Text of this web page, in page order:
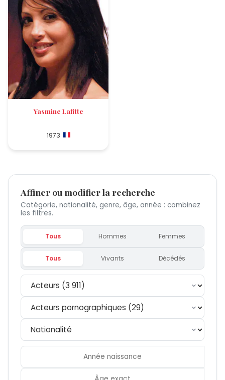
Yasmine Lafitte
1973
Affiner ou modifier la recherche
Catégorie, nationalité, genre, âge, année : combinez
les filtres.
Tous Hommes Femmes
Tous Vivants Décédés